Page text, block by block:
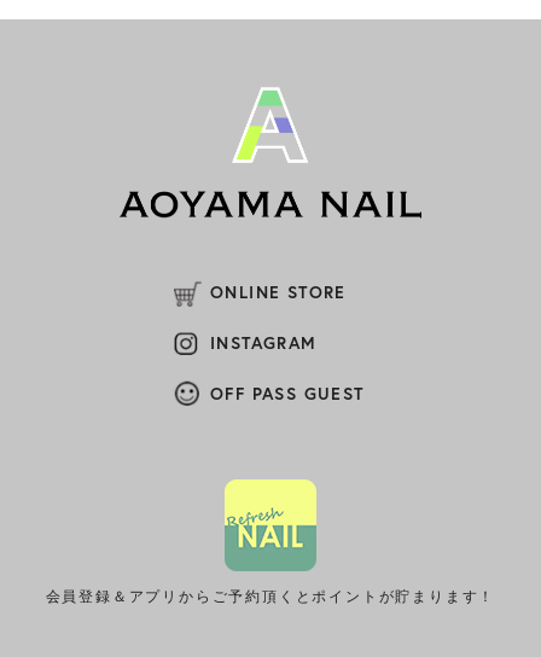
(1)
(1)
2025年9月 (1)
2025年7月 (2)
2025年6月
2025年5月
(1)
(1)
ONLINE STORE
INSTAGRAM
OFF PASS GUEST
会員登録＆アプリからご予約頂くとポイントが貯まります！